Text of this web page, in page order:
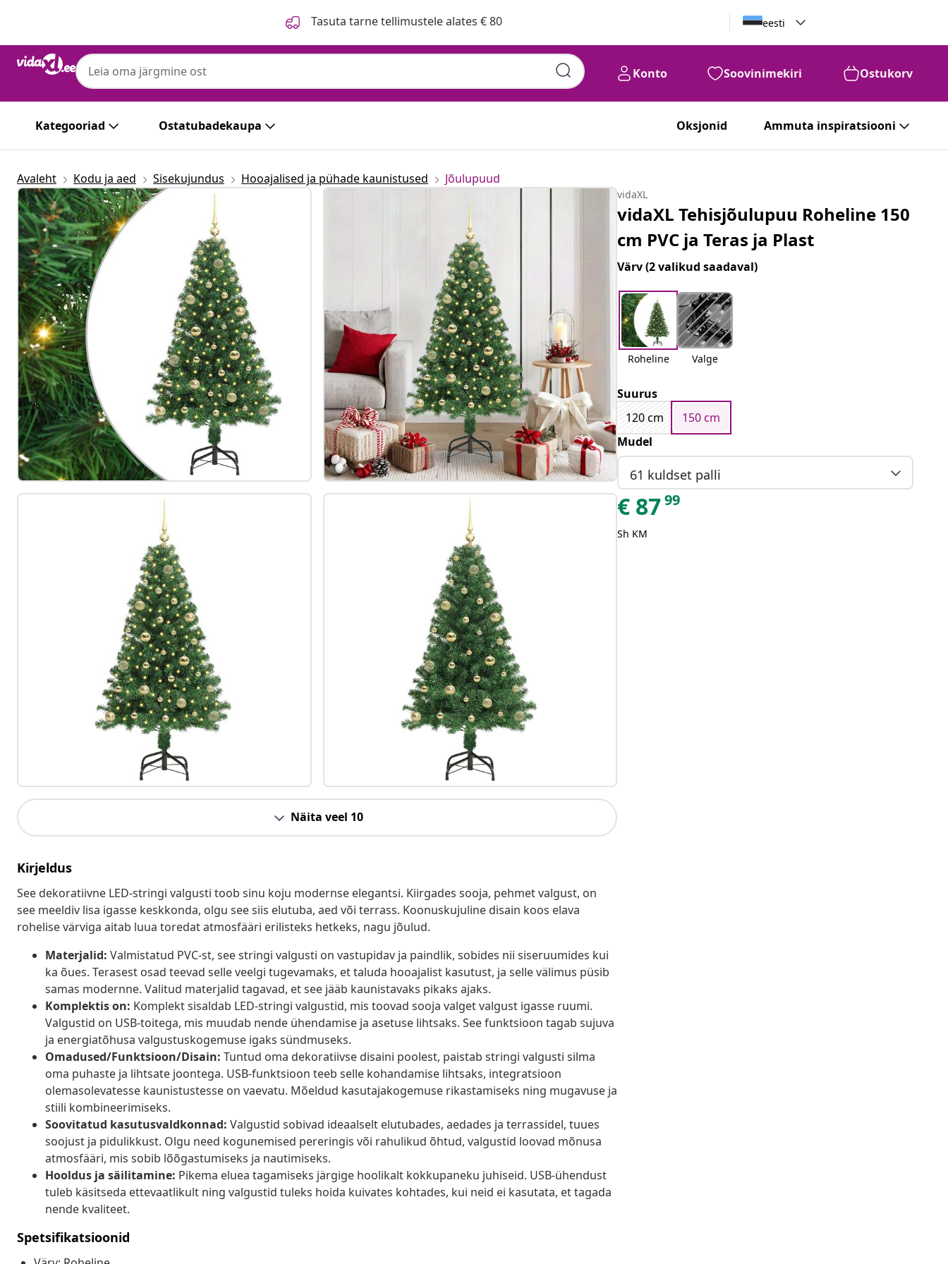
Tasuta tarne tellimustele alates € 80 eesti
Konto Soovinimekiri Ostukorv
Kategooriad Ostatubadekaupa Oksjonid Ammuta inspiratsiooni
Avaleht Kodu ja aed Sisekujundus Hooajalised ja pühade kaunistused Jõulupuud
Näita veel 10
Kirjeldus
See dekoratiivne LED-stringi valgusti toob sinu koju modernse elegantsi. Kiirgades sooja, pehmet valgust, on
see meeldiv lisa igasse keskkonda, olgu see siis elutuba, aed või terrass. Koonuskujuline disain koos elava
rohelise värviga aitab luua toredat atmosfääri erilisteks hetkeks, nagu jõulud.
Materjalid: Valmistatud PVC-st, see stringi valgusti on vastupidav ja paindlik, sobides nii siseruumides kui
ka õues. Terasest osad teevad selle veelgi tugevamaks, et taluda hooajalist kasutust, ja selle välimus püsib
samas modernne. Valitud materjalid tagavad, et see jääb kaunistavaks pikaks ajaks.
Komplektis on: Komplekt sisaldab LED-stringi valgustid, mis toovad sooja valget valgust igasse ruumi.
Valgustid on USB-toitega, mis muudab nende ühendamise ja asetuse lihtsaks. See funktsioon tagab sujuva
ja energiatõhusa valgustuskogemuse igaks sündmuseks.
Omadused/Funktsioon/Disain: Tuntud oma dekoratiivse disaini poolest, paistab stringi valgusti silma
oma puhaste ja lihtsate joontega. USB-funktsioon teeb selle kohandamise lihtsaks, integratsioon
olemasolevatesse kaunistustesse on vaevatu. Mõeldud kasutajakogemuse rikastamiseks ning mugavuse ja
stiili kombineerimiseks.
Soovitatud kasutusvaldkonnad: Valgustid sobivad ideaalselt elutubades, aedades ja terrassidel, tuues
soojust ja pidulikkust. Olgu need kogunemised pereringis või rahulikud õhtud, valgustid loovad mõnusa
atmosfääri, mis sobib lõõgastumiseks ja nautimiseks.
Hooldus ja säilitamine: Pikema eluea tagamiseks järgige hoolikalt kokkupaneku juhiseid. USB-ühendust
tuleb käsitseda ettevaatlikult ning valgustid tuleks hoida kuivates kohtades, kui neid ei kasutata, et tagada
nende kvaliteet.
Spetsifikatsioonid
vidaXL
vidaXL Tehisjõulupuu Roheline 150
cm PVC ja Teras ja Plast
Värv(2 valikud saadaval)
Roheline Valge
Suurus
120 cm
150 cm
Mudel
61 kuldset palli
€ 8799
Sh KM